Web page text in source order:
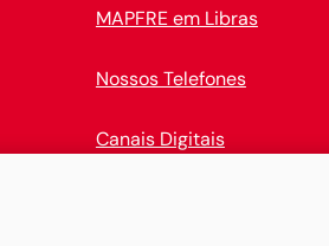
MAPFRE em Libras
Nossos Telefones
Canais Digitais